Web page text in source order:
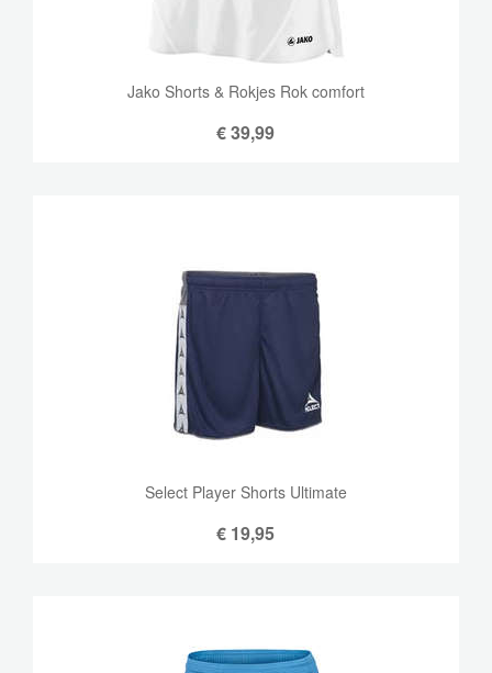
Jako Shorts & Rokjes Rok comfort
€39,99
Select Player Shorts Ultimate
€ 19,95